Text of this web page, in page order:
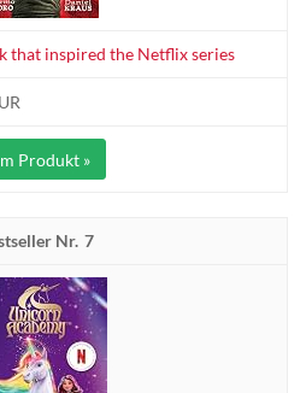
that inspired the Netflix series
Produkt »
7